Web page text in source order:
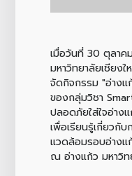
เมื่อวันที่ 30 ตุลาค
มหาวิทยาลัยเชียง
จัดกิจกรรม "อ่างแ
ของกลุ่มวิชา
ปลอดภัยใส่ใจอ่าง
เพื่อเรียนรู้เกี่ยวกั
แวดล้อมรอบอ่างแ
ณ อ่างแก้ว มหาวิท